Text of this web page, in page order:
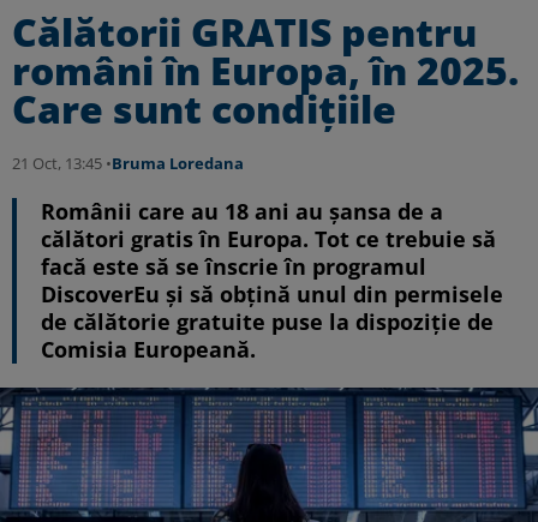
Călătorii GRATIS pentru
români în Europa, în 2025.
Care sunt condițiile
21 Oct, 13:45 •Bruma Loredana
Românii care au 18 ani au șansa de a
călători gratis în Europa. Tot ce trebuie să
facă este să se înscrie în programul
DiscoverEu și să obțină unul din permisele
de călătorie gratuite puse la dispoziție de
Comisia Europeană.